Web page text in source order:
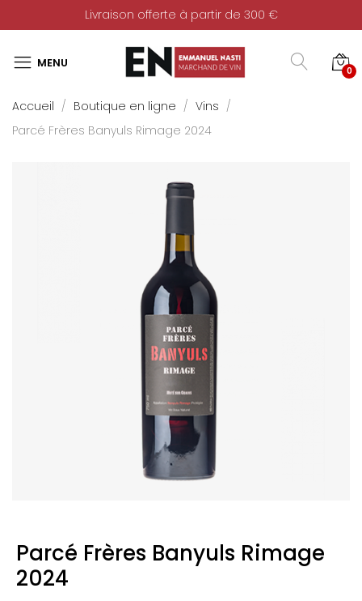
Livraison offerte à partir de 300 €
0
Accueil Boutique en ligne
Vins
Parcé Frères Banyuls Rimage 2024
Parcé Frères Banyuls Rimage
2024